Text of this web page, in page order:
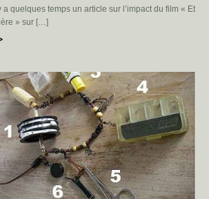
a quelques temps un article sur l’impact du film « Et
» sur […]